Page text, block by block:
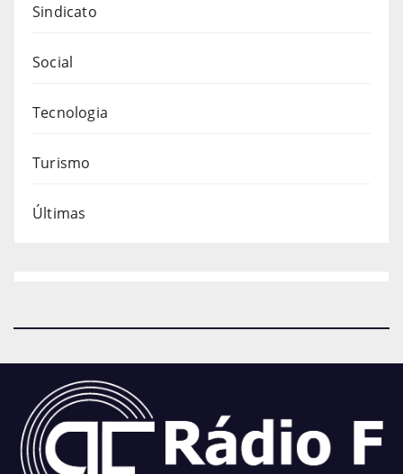
Sindicato
Social
Tecnologia
Turismo
Últimas